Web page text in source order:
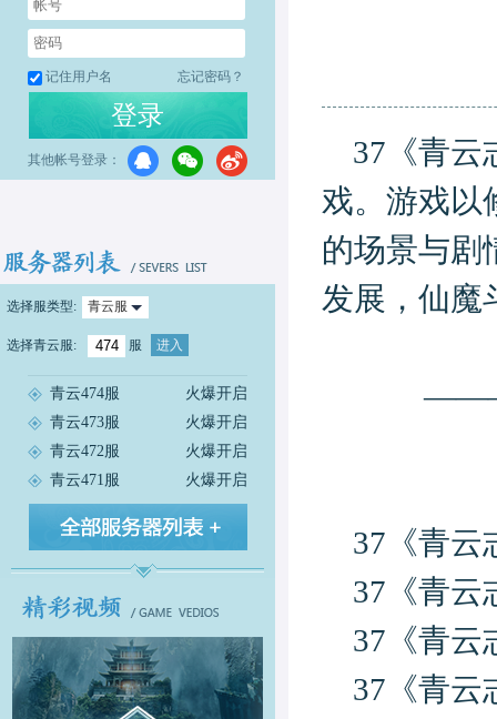
记住用户名 忘记密码？
登录
其他帐号登录：
选择服类型: 青云服
选择青云服: 服 进入
火爆开启
青云474服
火爆开启
青云473服
火爆开启
青云472服
火爆开启
青云471服
37《青云
戏。游戏以
的场景与剧
发展，仙魔
37《青云
37《青云
37《青云
37《青云